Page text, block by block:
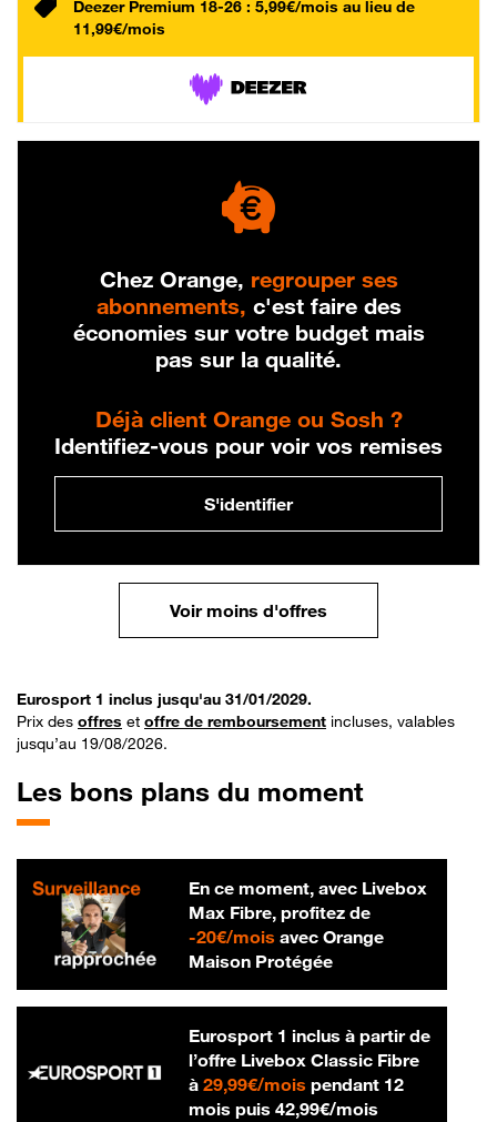
Deezer Premium 18-26 : 5,99€/mois au lieu de
11,99€/mois
Chez Orange, regrouper ses
abonnements, c'est faire des
économies sur votre budget mais
pas sur la qualité.
Déjà client Orange ou Sosh ?
Identifiez-vous pour voir vos remises
S'identifier
Voir moins d'offres
Eurosport 1 inclus jusqu'au 31/01/2029.
Prix des offres et offre de remboursement incluses, valables
jusqu’au 19/08/2026.
Les bons plans du moment
En ce moment, avec Livebox
Max Fibre, profitez de
-20€/mois20 € par mois
avec Orange
Maison Protégée
Eurosport 1 inclus à partir de
l’offre Livebox Classic Fibre
à 29,99€/mois29,99 € par mois
pendant 12
mois puis 42,99€/mois42,99 € par